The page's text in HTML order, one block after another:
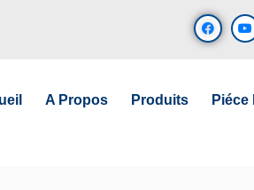
A Propos Produits Piéce